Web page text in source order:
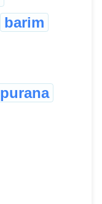
barim
purana